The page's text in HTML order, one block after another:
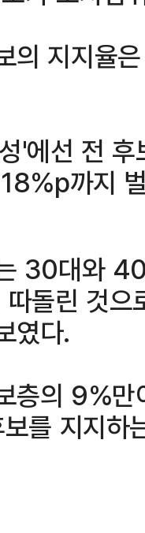
의 지지율
'에선 전
까지
30대와
돌린 것
였다.
층의 9%
를 지지하